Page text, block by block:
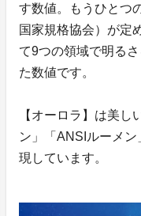
す数値。もうひとつ
国家規格協会）が定
て9つの領域で明る
た数値です。
【オーロラ】は美し
ン」「ANSIルーメ
現しています。